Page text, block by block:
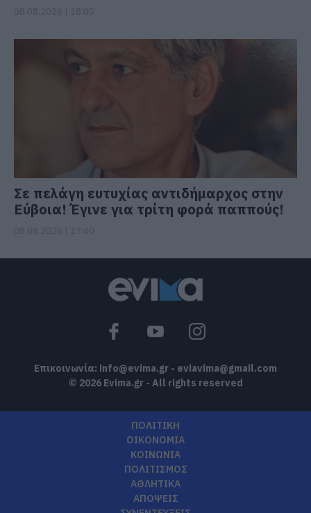
Σε πελάγη ευτυχίας αντιδήμαρχος στην
Εύβοια! Έγινε για τρίτη φορά παππούς!
Επικοινωνία: info@evima.gr - eviavima@gmail.com
© 2026 Evima.gr - All rights reserved
ΠΟΛΙΤΙΚΗ
ΟΙΚΟΝΟΜΙΑ
ΚΟΙΝΩΝΙΑ
ΠΟΛΙΤΙΣΜΟΣ
ΑΘΛΗΤΙΚΑ
ΑΠΟΨΕΙΣ